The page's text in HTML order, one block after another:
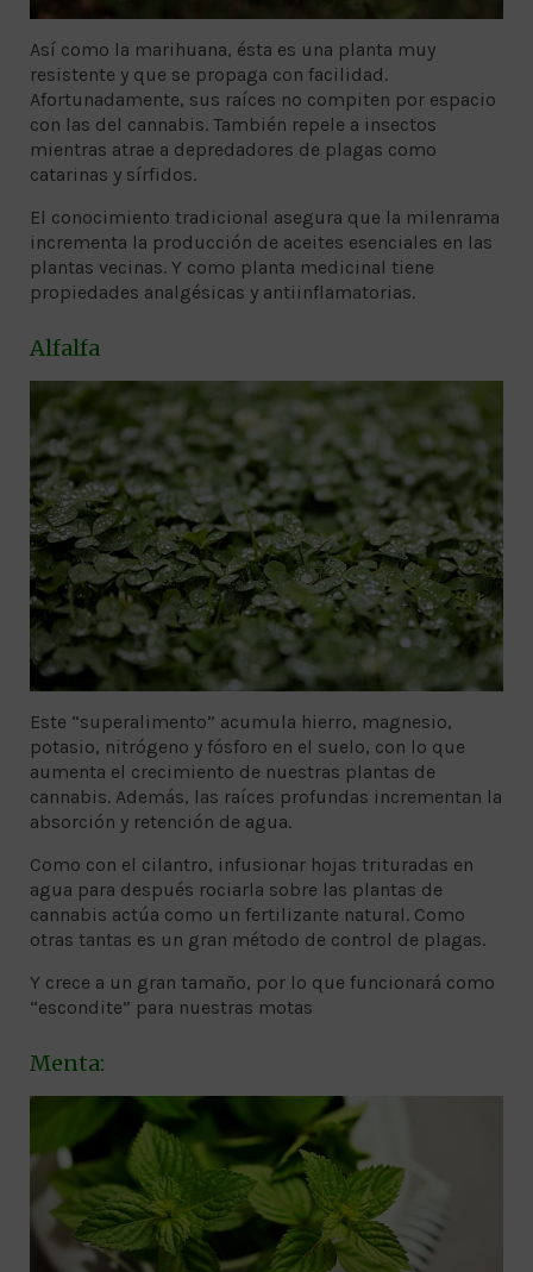
Así como la marihuana, ésta es una planta muy
resistente y que se propaga con facilidad.
Afortunadamente, sus raíces no compiten por espacio
con las del cannabis. También repele a insectos
mientras atrae a depredadores de plagas como
catarinas y sírfidos.
El conocimiento tradicional asegura que la milenrama
incrementa la producción de aceites esenciales en las
plantas vecinas. Y como planta medicinal tiene
propiedades analgésicas y antiinflamatorias.
Alfalfa
Este “superalimento” acumula hierro, magnesio,
potasio, nitrógeno y fósforo en el suelo, con lo que
aumenta el crecimiento de nuestras plantas de
cannabis. Además, las raíces profundas incrementan la
absorción y retención de agua.
Como con el cilantro, infusionar hojas trituradas en
agua para después rociarla sobre las plantas de
cannabis actúa como un fertilizante natural. Como
otras tantas es un gran método de control de plagas.
Y crece a un gran tamaño, por lo que funcionará como
“escondite” para nuestras motas
Menta: